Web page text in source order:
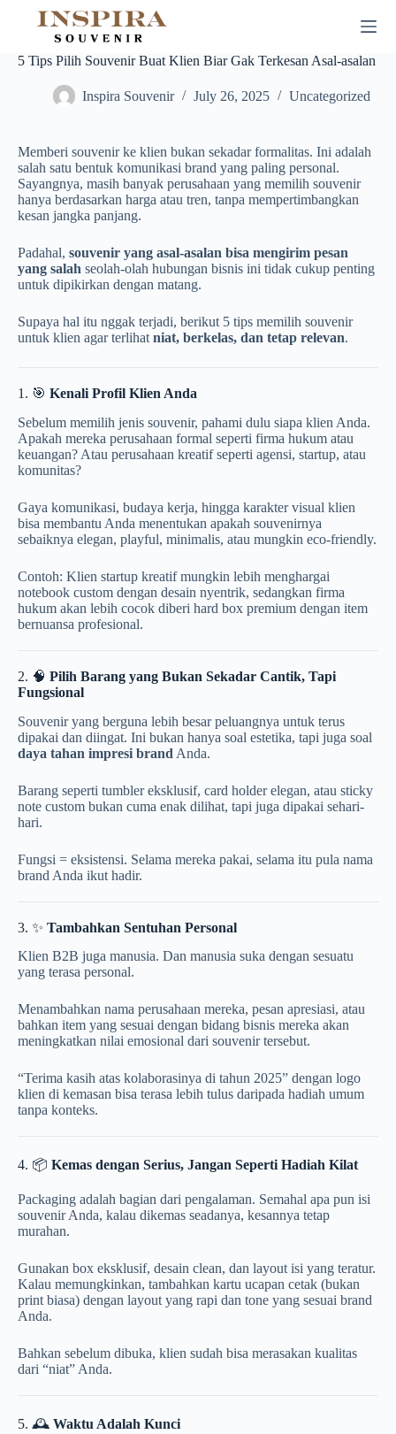
5 Tips Pilih Souvenir Buat Klien Biar Gak Terkesan Asal-asalan
Inspira Souvenir July 26, 2025 Uncategorized
Memberi souvenir ke klien bukan sekadar formalitas. Ini adalah
salah satu bentuk komunikasi brand yang paling personal.
Sayangnya, masih banyak perusahaan yang memilih souvenir
hanya berdasarkan harga atau tren, tanpa mempertimbangkan
kesan jangka panjang.
Padahal, souvenir yang asal-asalan bisa mengirim pesan
yang salah seolah-olah hubungan bisnis ini tidak cukup penting
untuk dipikirkan dengan matang.
Supaya hal itu nggak terjadi, berikut 5 tips memilih souvenir
untuk klien agar terlihat niat, berkelas, dan tetap relevan.
1. 🎯 Kenali Profil Klien Anda
Sebelum memilih jenis souvenir, pahami dulu siapa klien Anda.
Apakah mereka perusahaan formal seperti firma hukum atau
keuangan? Atau perusahaan kreatif seperti agensi, startup, atau
komunitas?
Gaya komunikasi, budaya kerja, hingga karakter visual klien
bisa membantu Anda menentukan apakah souvenirnya
sebaiknya elegan, playful, minimalis, atau mungkin eco-friendly.
Contoh: Klien startup kreatif mungkin lebih menghargai
notebook custom dengan desain nyentrik, sedangkan firma
hukum akan lebih cocok diberi hard box premium dengan item
bernuansa profesional.
2. 🧠 Pilih Barang yang Bukan Sekadar Cantik, Tapi
Fungsional
Souvenir yang berguna lebih besar peluangnya untuk terus
dipakai dan diingat. Ini bukan hanya soal estetika, tapi juga soal
daya tahan impresi brand Anda.
Barang seperti tumbler eksklusif, card holder elegan, atau sticky
note custom bukan cuma enak dilihat, tapi juga dipakai sehari-
hari.
Fungsi = eksistensi. Selama mereka pakai, selama itu pula nama
brand Anda ikut hadir.
3. ✨ Tambahkan Sentuhan Personal
Klien B2B juga manusia. Dan manusia suka dengan sesuatu
yang terasa personal.
Menambahkan nama perusahaan mereka, pesan apresiasi, atau
bahkan item yang sesuai dengan bidang bisnis mereka akan
meningkatkan nilai emosional dari souvenir tersebut.
“Terima kasih atas kolaborasinya di tahun 2025” dengan logo
klien di kemasan bisa terasa lebih tulus daripada hadiah umum
tanpa konteks.
4. 📦 Kemas dengan Serius, Jangan Seperti Hadiah Kilat
Packaging adalah bagian dari pengalaman. Semahal apa pun isi
souvenir Anda, kalau dikemas seadanya, kesannya tetap
murahan.
Gunakan box eksklusif, desain clean, dan layout isi yang teratur.
Kalau memungkinkan, tambahkan kartu ucapan cetak (bukan
print biasa) dengan layout yang rapi dan tone yang sesuai brand
Anda.
Bahkan sebelum dibuka, klien sudah bisa merasakan kualitas
dari “niat” Anda.
5. 🕰️ Waktu Adalah Kunci